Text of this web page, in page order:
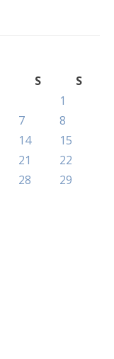
S
S
1
7
8
14
15
21
22
28
29